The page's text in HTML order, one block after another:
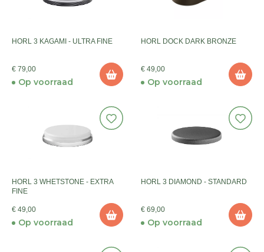
HORL 3 KAGAMI - ULTRA FINE
€ 79,00
Op voorraad
HORL DOCK DARK BRONZE
€ 49,00
Op voorraad
HORL 3 WHETSTONE - EXTRA
FINE
€ 49,00
Op voorraad
HORL 3 DIAMOND - STANDARD
€ 69,00
Op voorraad